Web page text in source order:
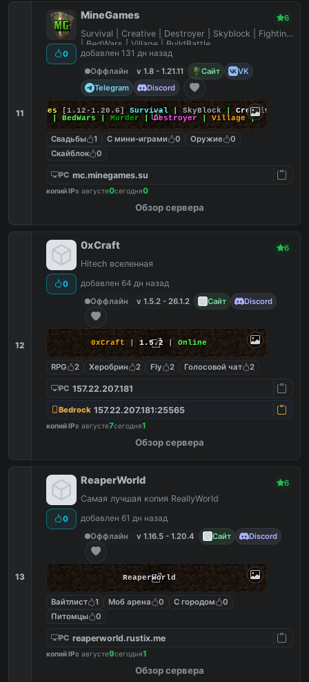
11
0
MineGames 6
Survival | Creative | Destroyer | Skyblock | Fighting
| BedWars | Village | BuildBattle
добавлен 131 дн назад
Оффлайн
v 1.8 - 1.21.11 Сайт
VK
Telegram
Discord
MineGames [1.12-1.20.6] Survival SkyBlock Creative
SkyWars
| BedWars | Murder |Destroyer Village|
Свадьбы 1 С мини-играми 0 Оружие
0
Скайблок
0
PC mc.minegames.su
копий IPв августе0сегодня0
Обзор сервера
12
0
0xCraft 6
Hitech вселенная
добавлен 64 дн назад
Оффлайн
v 1.5.2 - 26.1.2 Сайт Discord
0xCraft | 1.5.2 | Online
RPG 2 Херобрин 2 Fly 2 Голосовой чат 2
PC 157.22.207.181
Bedrock 157.22.207.181:25565
копий IPв августе7сегодня1
Обзор сервера
13
0
ReaperWorld 6
Самая лучшая копия ReallyWorld
добавлен 61 дн назад
Оффлайн
v 1.16.5 - 1.20.4 Сайт Discord
ReaperWorld
Вайтлист 1 Моб арена 0 С городом
0
Питомцы
0
PC reaperworld.rustix.me
копий IPв августе9сегодня1
Обзор сервера